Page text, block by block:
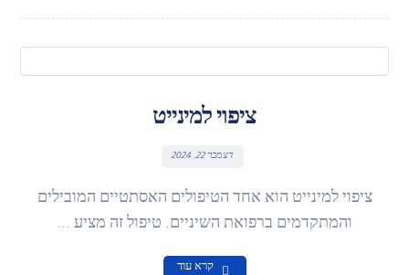
ציפוי למינייט
דצמבר 22, 2024
ציפוי למינייט הוא אחד הטיפולים האסתטיים המובילים
והמתקדמים ברפואת השיניים. טיפול זה מציע ...
קרא עוד